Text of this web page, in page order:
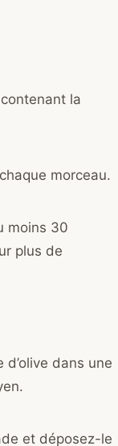
la
morceau.
moins 30
plus de
d’olive dans une
et déposez-le